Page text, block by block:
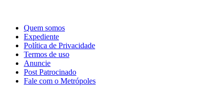
Quem somos
Expediente
Política de Privacidade
Termos de uso
Anuncie
Post Patrocinado
Fale com o Metrópoles